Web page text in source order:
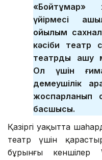
«Бойтұмар»
үйірмесі
қойылым
кәсіби театр
театрды ашу
Ол үшін
демеушілік
жоспарланып
басшысы.
Қазіргі уақытта
театр үшін
бұрынғы кеншілер